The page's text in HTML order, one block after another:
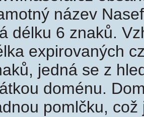
název
délku 6 znaků.
expirovaných
jedná se z
doménu.
pomlčku,